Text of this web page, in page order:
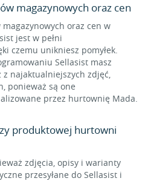
magazynowych oraz cen
oraz cen w
jest w pełni
czemu unikniesz pomyłek.
Sellasist masz
z najaktualniejszych zdjęć,
ponieważ są one
przez hurtownię Mada.
produktowej hurtowni
zdjęcia, opisy i warianty
przesyłane do Sellasist i